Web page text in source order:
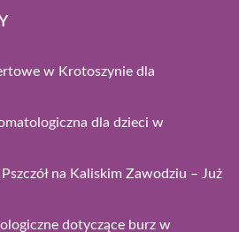
w Krotoszynie dla
dla dzieci w
na Kaliskim Zawodziu – Już
dotyczące burz w